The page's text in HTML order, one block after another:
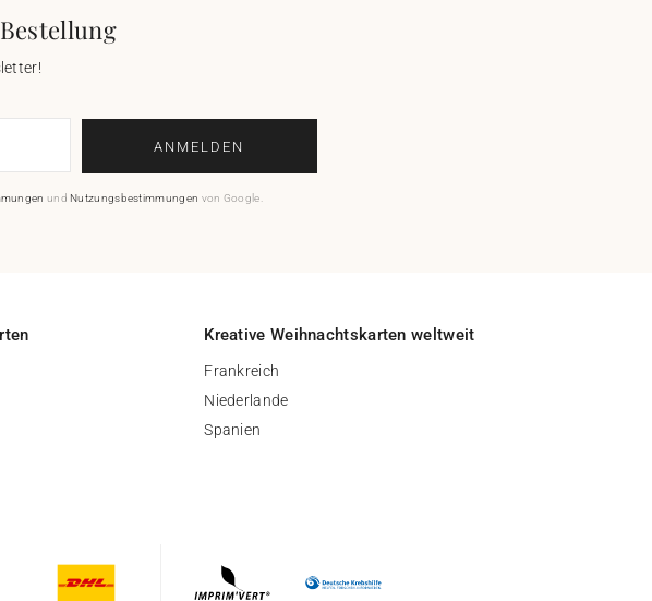
ANMELDEN
und Nutzungsbestimmungen von Google.
Kreative Weihnachtskarten weltweit
Frankreich
Niederlande
Spanien